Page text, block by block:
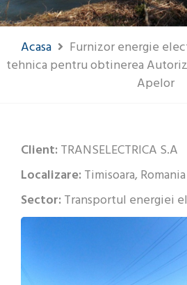
Acasa
Furnizor energie
tehnica pentru obtinerea
Apelor
Client:TRANSELECTRICA S.A
Localizare:Timisoara, Romania
Sector:Transportul energiei